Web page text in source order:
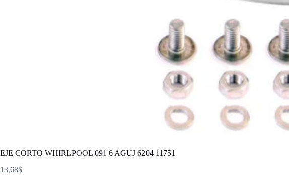
EJE CORTO WHIRLPOOL 091 6 AGUJ 6204 11751
13,68$